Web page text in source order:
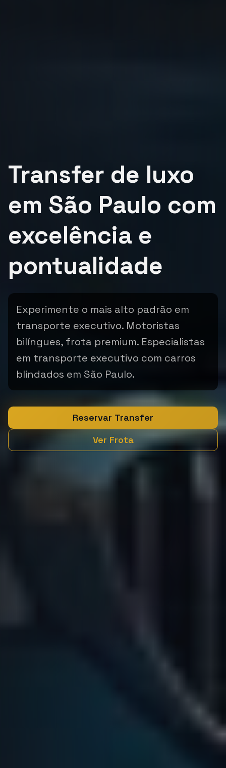
Transfer de luxo
em São Paulo com
excelência e
pontualidade
Experimente o mais alto padrão em
transporte executivo. Motoristas
bilíngues, frota premium. Especialistas
em transporte executivo com carros
blindados em São Paulo.
Reservar Transfer
Ver Frota